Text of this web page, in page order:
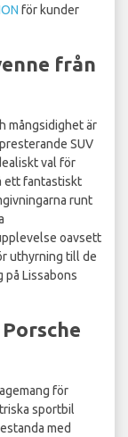
för kunder
från
mångsidighet är
SUV
val för
ett fantastiskt
runt
oavsett
uthyrning till de
Lissabons
för
sportbil
med